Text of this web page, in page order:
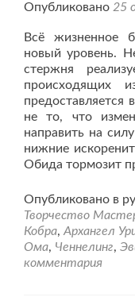
Опубликовано 25
Всё жизненное
новый уровень.
стержня
происходящих
предоставляется
не то, что
направить на
нижние
Обида тормозит
Опубликовано в
Творчество
Кобра,Архангел
Ома, Ченнелинг,
комментария